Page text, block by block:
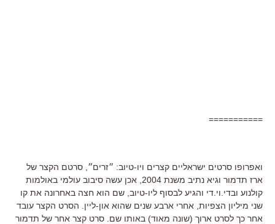
===========
ואפרופו סרטים ישראליים קצרים ויו-טיוב: ״זרים״, סרטם הקצר של
ארז תדמור וגיא נתיב משנת 2004, אכן עשה סיבוב עולמי באולמות
קולנוע ובדי.וי.די והגיע לבסוף ליו-טיוב, שם הוא חצה באחרונה את קו
שני מיליון הצפיות, אחרי ארבע שנים שהוא און-ליין. הסרט הקצר עובד
אחר כך לסרט ארוך (שונה מאוד) באותו שם. סרט קצר אחר של תדמור